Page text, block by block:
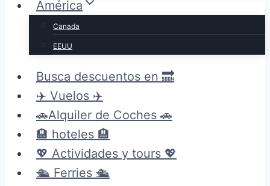
América
Canada
EEUU
Busca descuentos en 🔜
✈️ Vuelos ✈️
🚗Alquiler de Coches 🚗
🏨 hoteles 🏨
💖 Actividades y tours 💖
🛳️ Ferries 🛳️